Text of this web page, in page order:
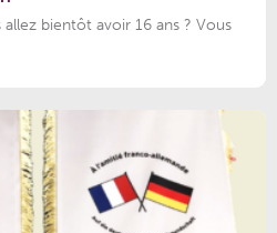
bientôt avoir 16 ans ? Vous